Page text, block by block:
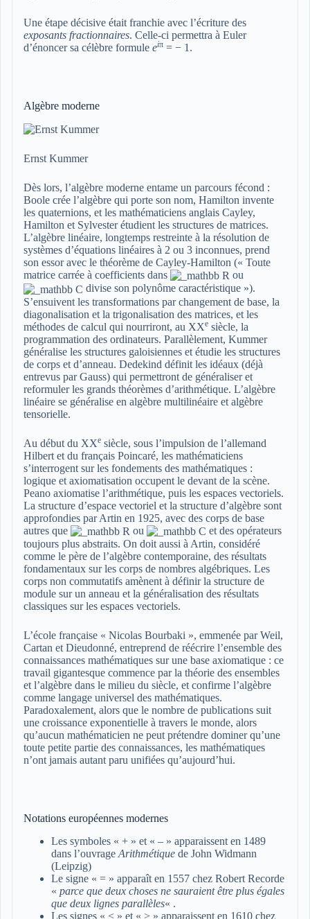
Une étape décisive était franchie avec l’écriture des
exposants fractionnaires. Celle-ci permettra à Euler
d’énoncer sa célèbre formule eiπ = − 1 .
Algèbre moderne
Ernst Kummer
Dès lors, l’algèbre moderne entame un parcours fécond :
Boole crée l’algèbre qui porte son nom, Hamilton invente
les quaternions, et les mathématiciens anglais Cayley,
Hamilton et Sylvester étudient les structures de matrices.
L’algèbre linéaire, longtemps restreinte à la résolution de
systèmes d’équations linéaires à 2 ou 3 inconnues, prend
son essor avec le théorème de Cayley-Hamilton (« Toute
matrice carrée à coefficients dans
ou
divise son polynôme caractéristique »).
S’ensuivent les transformations par changement de base, la
diagonalisation et la trigonalisation des matrices, et les
méthodes de calcul qui nourriront, au XXe siècle, la
programmation des ordinateurs. Parallèlement, Kummer
généralise les structures galoisiennes et étudie les structures
de corps et d’anneau. Dedekind définit les idéaux (déjà
entrevus par Gauss) qui permettront de généraliser et
reformuler les grands théorèmes d’arithmétique. L’algèbre
linéaire se généralise en algèbre multilinéaire et algèbre
tensorielle.
Au début du XXe siècle, sous l’impulsion de l’allemand
Hilbert et du français Poincaré, les mathématiciens
s’interrogent sur les fondements des mathématiques :
logique et axiomatisation occupent le devant de la scène.
Peano axiomatise l’arithmétique, puis les espaces vectoriels.
La structure d’espace vectoriel et la structure d’algèbre sont
approfondies par Artin en 1925, avec des corps de base
autres que
ou
et des opérateurs
toujours plus abstraits. On doit aussi à Artin, considéré
comme le père de l’algèbre contemporaine, des résultats
fondamentaux sur les corps de nombres algébriques. Les
corps non commutatifs amènent à définir la structure de
module sur un anneau et la généralisation des résultats
classiques sur les espaces vectoriels.
L’école française « Nicolas Bourbaki », emmenée par Weil,
Cartan et Dieudonné, entreprend de réécrire l’ensemble des
connaissances mathématiques sur une base axiomatique : ce
travail gigantesque commence par la théorie des ensembles
et l’algèbre dans le milieu du siècle, et confirme l’algèbre
comme langage universel des mathématiques.
Paradoxalement, alors que le nombre de publications suit
une croissance exponentielle à travers le monde, alors
qu’aucun mathématicien ne peut prétendre dominer qu’une
toute petite partie des connaissances, les mathématiques
n’ont jamais autant paru unifiées qu’aujourd’hui.
Notations européennes modernes
Les symboles « + » et « – » apparaissent en 1489
dans l’ouvrage Arithmétique de John Widmann
(Leipzig)
Le signe « = » apparaît en 1557 chez Robert Recorde
« parce que deux choses ne sauraient être plus égales
que deux lignes parallèles« .
Les signes « < » et « > » apparaissent en 1610 chez